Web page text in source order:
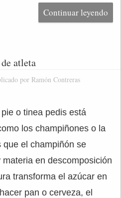
Continuar leyendo
atleta
por Ramón Contreras
o tinea pedis está
los champiñones o la
que el champiñón se
en descomposición
transforma el azúcar en
pan o cerveza, el